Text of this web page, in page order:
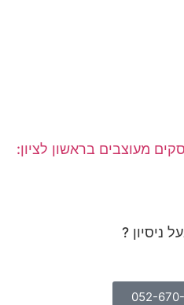
מעוצבים בראשון לציון:
ניסיון ?
052-